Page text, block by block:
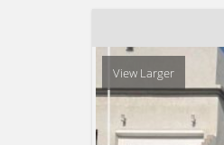
View Larger